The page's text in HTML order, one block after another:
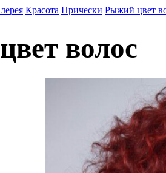
Красота Прически Рыжий цвет
волос